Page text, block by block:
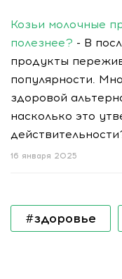
Козьи молочные
полезнее? - В
продукты
популярности.
здоровой
насколько это
16 января 2025
#здоровье